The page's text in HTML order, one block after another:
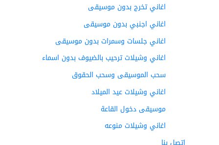
اغاني تخرج بدون موسيقى
اغاني اجنبي بدون موسيقى
اغاني جلسات وسمرات بدون موسيقى
اغاني وشيلات ترحيب بالضيوف بدون اسماء
سحب الموسيقى وسحب الحقوق
اغاني وشيلات عيد الميلاد
موسيقى دخول القاعة
اغاني وشيلات منوعه